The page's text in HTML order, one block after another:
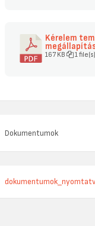
Kérelem
167 KB 1 file(s)
Dokumentumok